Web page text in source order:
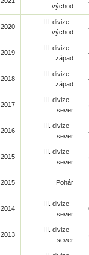
východ
2020
III. divize -
východ
2019
III. divize -
západ
2018
III. divize -
západ
2017
III. divize -
sever
2016
III. divize -
sever
2015
III. divize -
sever
2015 Pohár
2014
III. divize -
sever
2013
III. divize -
sever